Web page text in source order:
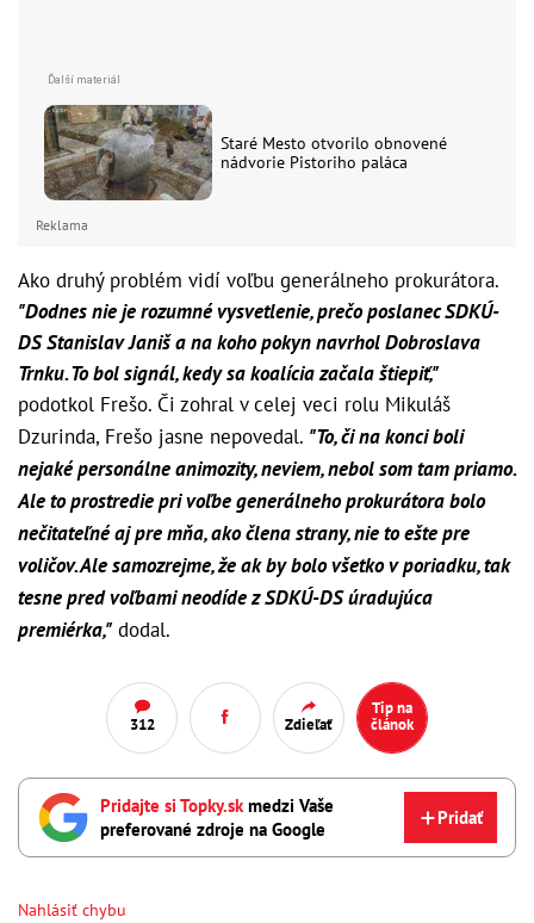
Staré Mesto otvorilo obnovené
nádvorie Pistoriho paláca
Reklama
Ako druhý problém vidí voľbu generálneho prokurátora.
"Dodnes nie je rozumné vysvetlenie, prečo poslanec SDKÚ-
DS Stanislav Janiš a na koho pokyn navrhol Dobroslava
Trnku. To bol signál, kedy sa koalícia začala štiepiť,"
podotkol Frešo. Či zohral v celej veci rolu Mikuláš
Dzurinda, Frešo jasne nepovedal. "To, či na konci boli
nejaké personálne animozity, neviem, nebol som tam priamo.
Ale to prostredie pri voľbe generálneho prokurátora bolo
nečitateľné aj pre mňa, ako člena strany, nie to ešte pre
voličov. Ale samozrejme, že ak by bolo všetko v poriadku, tak
tesne pred voľbami neodíde z SDKÚ-DS úradujúca
premiérka," dodal.
312 Zdieľať
Tip na
článok
Pridajte si Topky.sk medzi Vaše
preferované zdroje na Google
Pridať
Nahlásiť chybu